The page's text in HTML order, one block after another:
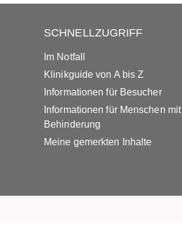
SCHNELLZUGRIFF
Im Notfall
Klinikguide von A bis Z
Informationen für Besucher
Informationen für Menschen mit
Behinderung
Meine gemerkten Inhalte